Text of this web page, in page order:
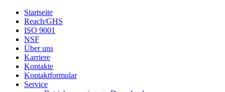
Startseite
Reach/GHS
ISO 9001
NSF
Über uns
Karriere
Kontakte
Kontaktformular
Service